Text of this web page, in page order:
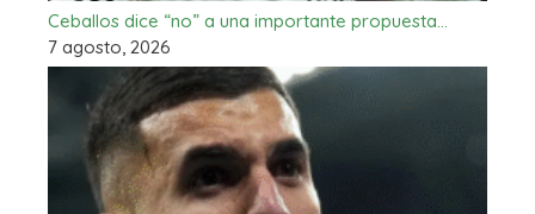
Ceballos dice “no” a una importante propuesta…
7 agosto, 2026